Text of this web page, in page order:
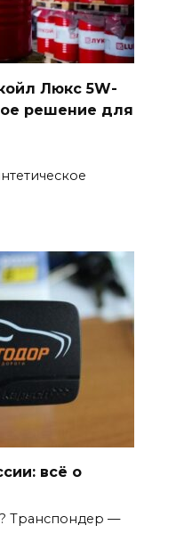
Люкс 5W-
решение для
всё о
Транспондер —